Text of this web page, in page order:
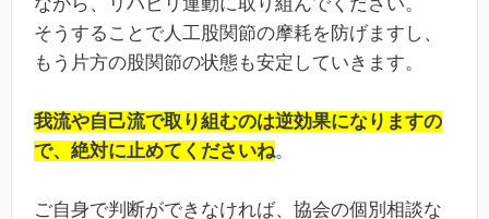
そうすることで人工股関節の摩耗を防げますし、
もう片方の股関節の状態も安定していきます。
我流や自己流で取り組むのは逆効果になりますの
で、絶対に止めてくださいね。
ご自身で判断ができなければ、協会の個別相談な